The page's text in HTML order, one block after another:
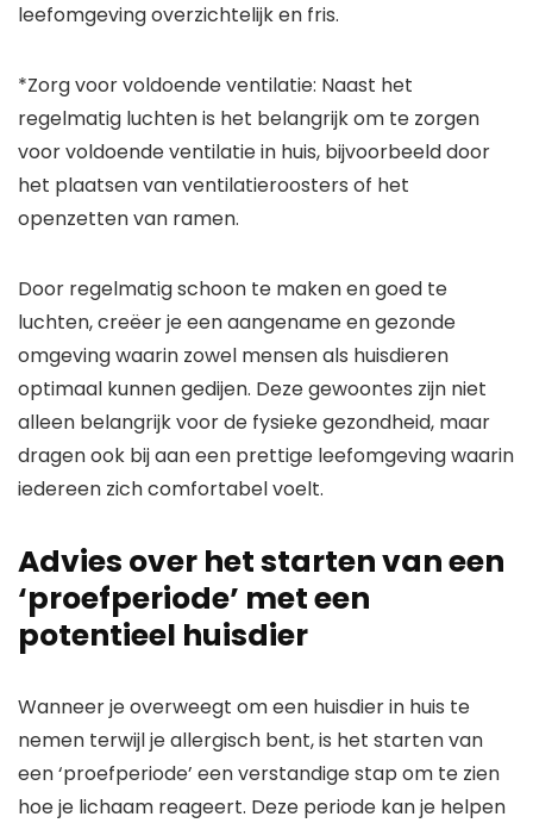
leefomgeving overzichtelijk en fris.
*Zorg voor voldoende ventilatie: Naast het
regelmatig luchten is het belangrijk om te zorgen
voor voldoende ventilatie in huis, bijvoorbeeld door
het plaatsen van ventilatieroosters of het
openzetten van ramen.
Door regelmatig schoon te maken en goed te
luchten, creëer je een aangename en gezonde
omgeving waarin zowel mensen als huisdieren
optimaal kunnen gedijen. Deze gewoontes zijn niet
alleen belangrijk voor de fysieke gezondheid, maar
dragen ook bij aan een prettige leefomgeving waarin
iedereen zich comfortabel voelt.
Advies over het starten van een
‘proefperiode’ met een
potentieel huisdier
Wanneer je overweegt om een huisdier in huis te
nemen terwijl je allergisch bent, is het starten van
een ‘proefperiode’ een verstandige stap om te zien
hoe je lichaam reageert. Deze periode kan je helpen